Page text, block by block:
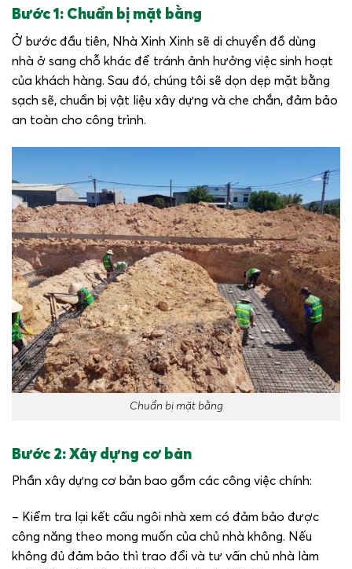
Bước 1: Chuẩn bị mặt bằng
Ở bước đầu tiên, Nhà Xinh Xinh sẽ di chuyển đồ dùng
nhà ở sang chỗ khác để tránh ảnh hưởng việc sinh hoạt
của khách hàng. Sau đó, chúng tôi sẽ dọn dẹp mặt bằng
sạch sẽ, chuẩn bị vật liệu xây dựng và che chắn, đảm bảo
an toàn cho công trình.
Chuẩn bị mặt bằng
Bước 2: Xây dựng cơ bản
Phần xây dựng cơ bản bao gồm các công việc chính:
– Kiểm tra lại kết cấu ngôi nhà xem có đảm bảo được
công năng theo mong muốn của chủ nhà không. Nếu
không đủ đảm bảo thì trao đổi và tư vấn chủ nhà làm